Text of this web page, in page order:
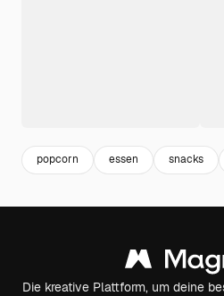
popcorn essen snacks
Die kreative Plattform, um deine